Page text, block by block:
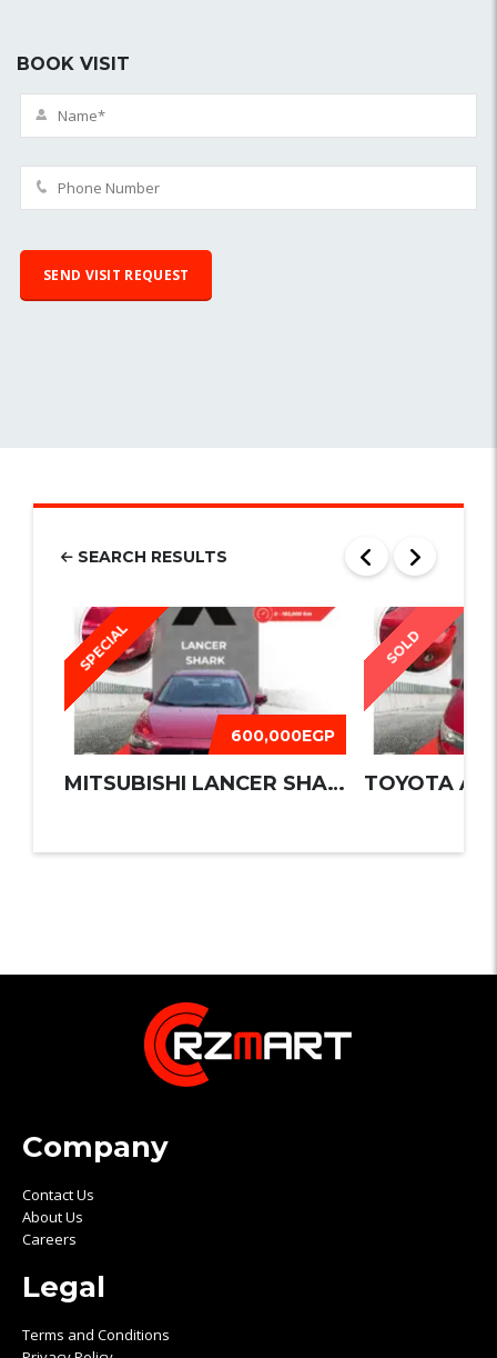
BOOK VISIT
SEARCH RESULTS
SPECIAL
600,000EGP
MITSUBISHI LANCER SHARK 2016
SOLD
TOYOTA
Company
Contact Us
About Us
Careers
Legal
Terms and Conditions